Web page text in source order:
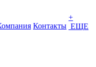
Контакты
+
ЕЩЕ